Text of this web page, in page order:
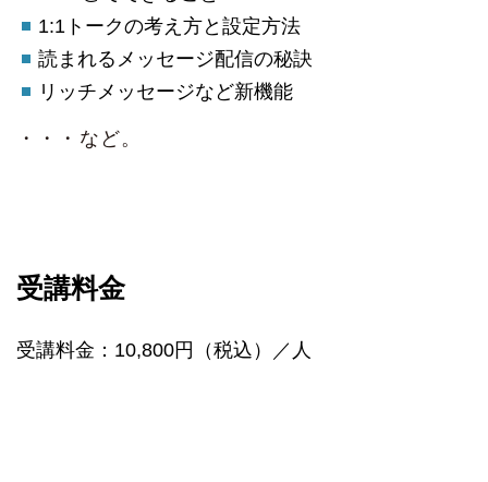
1:1トークの考え方と設定方法
読まれるメッセージ配信の秘訣
リッチメッセージなど新機能
・・・など。
受講料金
受講料金：10,800円（税込）／人